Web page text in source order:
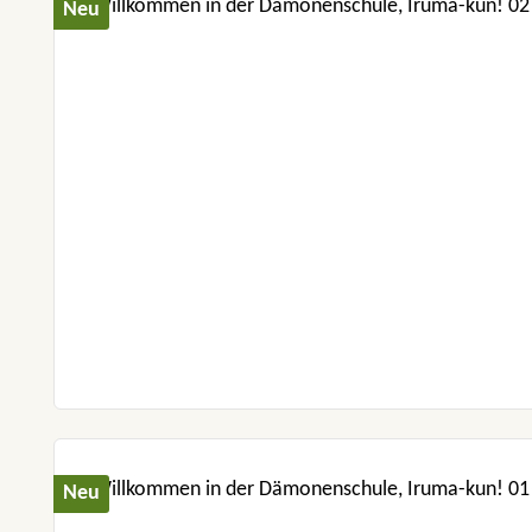
Neu
Neu